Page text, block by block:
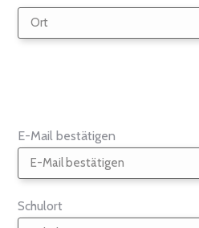
E-Mail bestätigen
Schulort